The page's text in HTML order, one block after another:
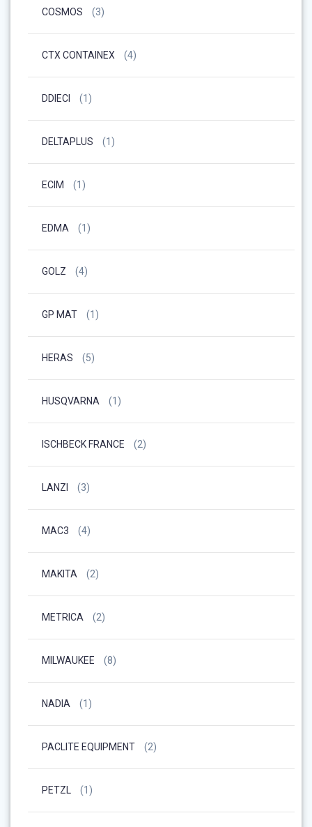
COSMOS (3)
CTX CONTAINEX (4)
DDIECI (1)
DELTAPLUS (1)
ECIM (1)
EDMA (1)
GOLZ (4)
GP MAT (1)
HERAS (5)
HUSQVARNA (1)
ISCHBECK FRANCE (2)
LANZI (3)
MAC3 (4)
MAKITA (2)
METRICA (2)
MILWAUKEE (8)
NADIA (1)
PACLITE EQUIPMENT (2)
PETZL (1)